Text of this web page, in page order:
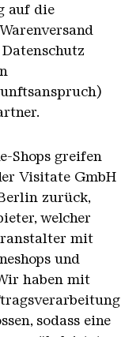
auf die
Shops greifen
Visitate GmbH
Berlin zurück,
welcher
mit
und
haben mit
sodass eine